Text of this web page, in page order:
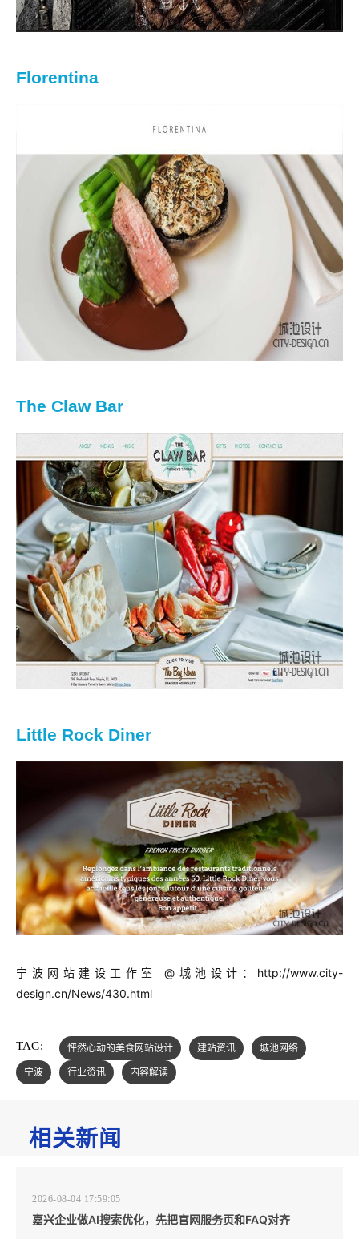
Florentina
The Claw Bar
Little Rock Diner
宁波网站建设工作室 @城池设计： http://www.city-
design.cn/News/430.html
TAG: 怦然心动的美食网站设计 建站资讯
城池网络
宁波
行业资讯 内容解读
相关新闻
2026-08-04 17:59:05
嘉兴企业做AI搜索优化，先把官网服务页和FAQ对齐